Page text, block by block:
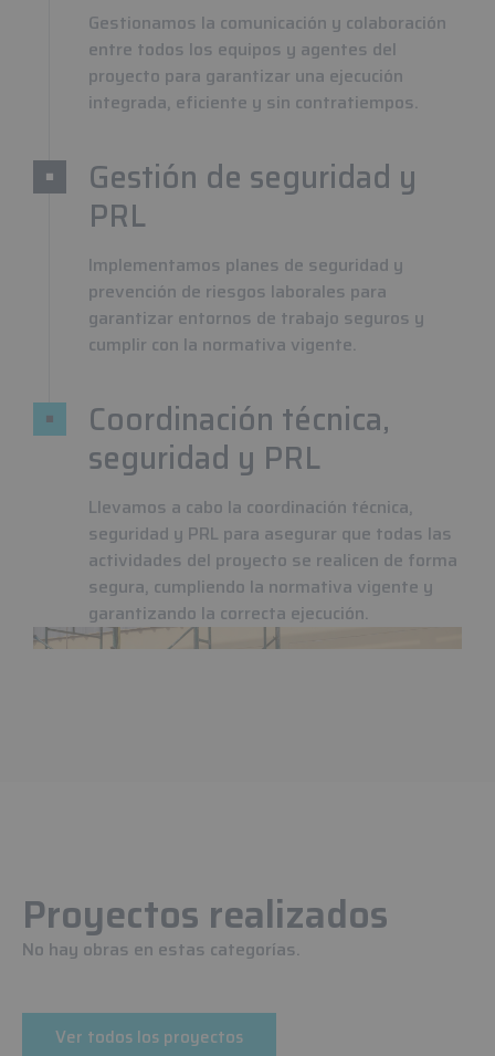
Gestionamos la comunicación y colaboración
entre todos los equipos y agentes del
proyecto para garantizar una ejecución
integrada, eficiente y sin contratiempos.
Gestión de seguridad y
PRL
Implementamos planes de seguridad y
prevención de riesgos laborales para
garantizar entornos de trabajo seguros y
cumplir con la normativa vigente.
Coordinación técnica,
seguridad y PRL
Llevamos a cabo la coordinación técnica,
seguridad y PRL para asegurar que todas las
actividades del proyecto se realicen de forma
segura, cumpliendo la normativa vigente y
garantizando la correcta ejecución.
Proyectos realizados
No hay obras en estas categorías.
Ver todos los proyectos